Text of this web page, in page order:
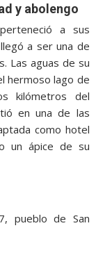
y abolengo
a sus
a ser una de
Las aguas de su
hermoso lago de
kilómetros del
en una de las
como hotel
un ápice de su
pueblo de San